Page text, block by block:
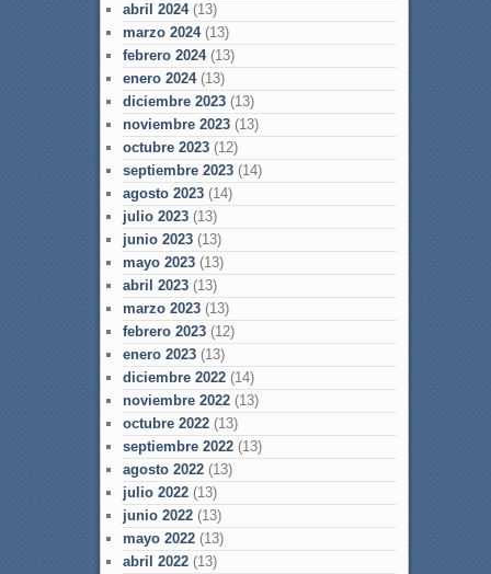
abril 2024(13)
marzo 2024(13)
febrero 2024(13)
enero 2024(13)
diciembre 2023(13)
noviembre 2023(13)
octubre 2023(12)
septiembre 2023(14)
agosto 2023(14)
julio 2023(13)
junio 2023(13)
mayo 2023(13)
abril 2023(13)
marzo 2023(13)
febrero 2023(12)
enero 2023(13)
diciembre 2022(14)
noviembre 2022(13)
octubre 2022(13)
septiembre 2022(13)
agosto 2022(13)
julio 2022(13)
junio 2022(13)
mayo 2022(13)
abril 2022(13)